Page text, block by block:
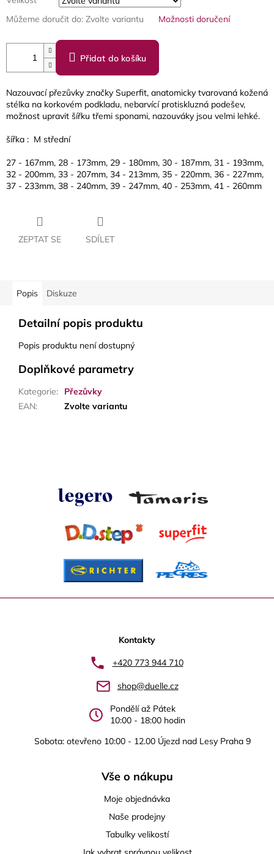
Můžeme doručit do: Zvolte variantu Možnosti doručení
Přidat do košíku
Nazouvací přezůvky značky Superfit, anatomicky tvarovaná kožená
stélka na korkovém podkladu, nebarvící protiskluzná podešev,
možnost upravit šířku třemi sponami, nazouváky jsou velmi lehké.
šířka : M střední
27 - 167mm, 28 - 173mm, 29 - 180mm, 30 - 187mm, 31 - 193mm,
32 - 200mm, 33 - 207mm, 34 - 213mm, 35 - 220mm, 36 - 227mm,
37 - 233mm, 38 - 240mm, 39 - 247mm, 40 - 253mm, 41 - 260mm
ZEPTAT SE SDÍLET
Popis Diskuze
Detailní popis produktu
Popis produktu není dostupný
Doplňkové parametry
Kategorie:
Přezůvky
EAN: Zvolte variantu
Kontakty
+420 773 944 710
shop@duelle.cz
Pondělí až Pátek
10:00 - 18:00 hodin
Sobota: otevřeno 10:00 - 12.00 Újezd nad Lesy Praha 9
Vše o nákupu
Moje objednávka
Naše prodejny
Tabulky velikostí